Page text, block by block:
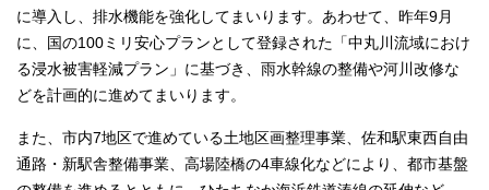
に導入し、排水機能を強化してまいります。あわせて、昨年9月
に、国の100ミリ安心プランとして登録された「中丸川流域におけ
る浸水被害軽減プラン」に基づき、雨水幹線の整備や河川改修な
どを計画的に進めてまいります。
また、市内7地区で進めている土地区画整理事業、佐和駅東西自由
通路・新駅舎整備事業、高場陸橋の4車線化などにより、都市基盤